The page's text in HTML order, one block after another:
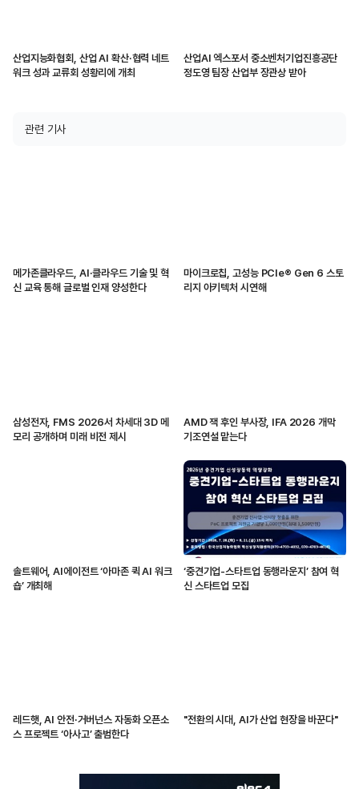
산업지능화협회, 산업 AI 확산·협력 네트
워크 성과 교류회 성황리에 개최
산업AI 엑스포서 중소벤처기업진흥공단
정도영 팀장 산업부 장관상 받아
관련 기사
메가존클라우드, AI·클라우드 기술 및 혁
신 교육 통해 글로벌 인재 양성한다
마이크로칩, 고성능 PCIe® Gen 6 스토
리지 아키텍처 시연해
삼성전자, FMS 2026서 차세대 3D 메
모리 공개하며 미래 비전 제시
AMD 잭 후인 부사장, IFA 2026 개막
기조연설 맡는다
솔트웨어, AI에이전트 ‘아마존 퀵 AI 워크
숍’ 개최해
‘중견기업-스타트업 동행라운지’ 참여 혁
신 스타트업 모집
레드햇, AI 안전·거버넌스 자동화 오픈소
스 프로젝트 ‘아사고’ 출범한다
"전환의 시대, AI가 산업 현장을 바꾼다"